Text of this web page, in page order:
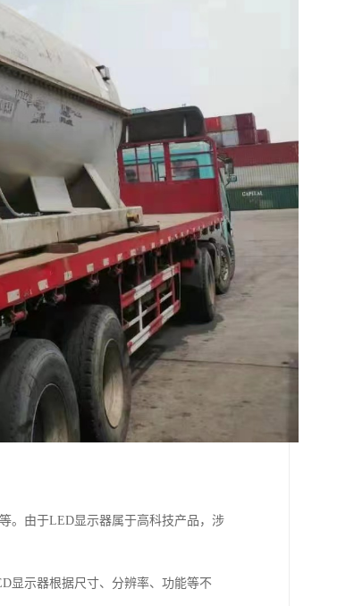
。由于LED显示器属于高科技产品，涉
显示器根据尺寸、分辨率、功能等不